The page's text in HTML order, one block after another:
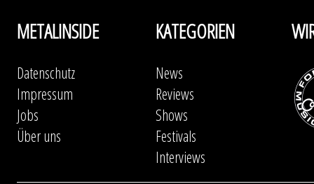
METALINSIDE
Datenschutz
Impressum
Jobs
Über uns
KATEGORIEN
News
Reviews
Shows
Festivals
Interviews